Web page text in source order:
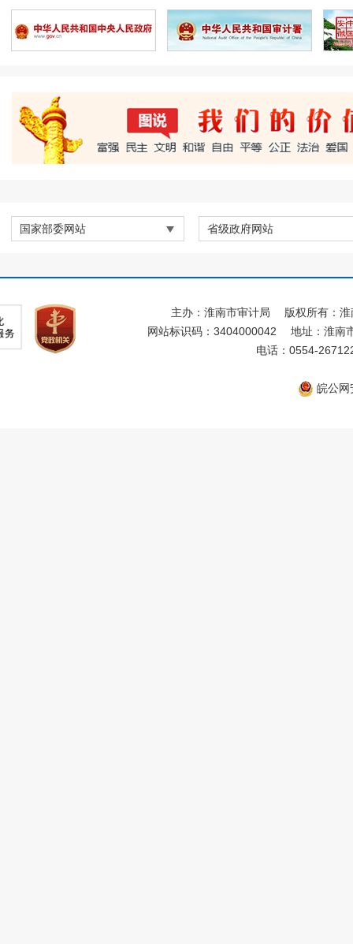
会
记考察安徽重要讲话精神
国家部委网站 省级政府网站
主办：淮南市审计局
版权所有：
网站标识码：3404000042
地址：淮南
电话：0554-
皖公网